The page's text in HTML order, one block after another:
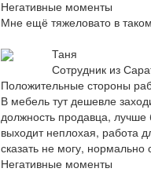
Негативные моменты
Мне ещё тяжеловато в
Таня
Сотрудник из
Положительные стороны
В мебель тут дешевле
должность продавца,
выходит неплохая, работа
сказать не могу, нормально
Негативные моменты